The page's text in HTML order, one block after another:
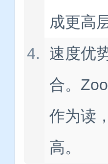
成更高
速度优
合。
作为读
高。